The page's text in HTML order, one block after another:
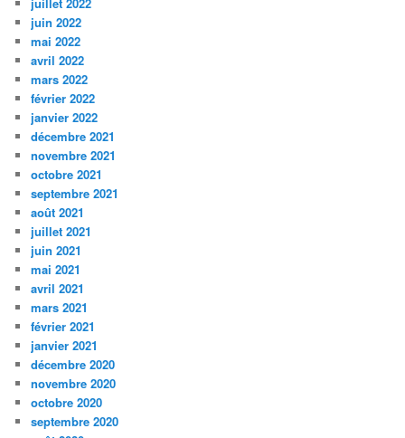
juin 2022
mai 2022
avril 2022
mars 2022
février 2022
janvier 2022
décembre 2021
novembre 2021
octobre 2021
septembre 2021
août 2021
juillet 2021
juin 2021
mai 2021
avril 2021
mars 2021
février 2021
janvier 2021
décembre 2020
novembre 2020
octobre 2020
septembre 2020